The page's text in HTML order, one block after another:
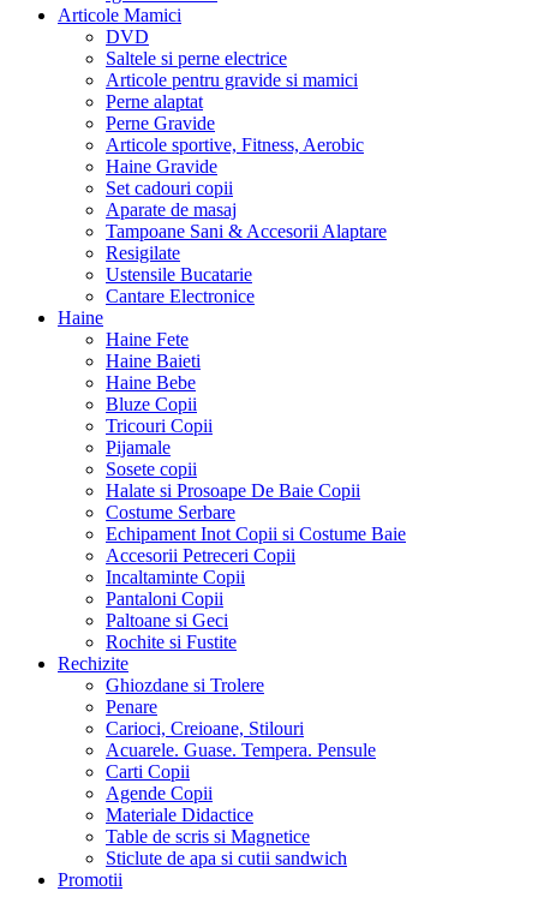
Articole Mamici
DVD
Saltele si perne electrice
Articole pentru gravide si mamici
Perne alaptat
Perne Gravide
Articole sportive, Fitness, Aerobic
Haine Gravide
Set cadouri copii
Aparate de masaj
Tampoane Sani & Accesorii Alaptare
Resigilate
Ustensile Bucatarie
Cantare Electronice
Haine
Haine Fete
Haine Baieti
Haine Bebe
Bluze Copii
Tricouri Copii
Pijamale
Sosete copii
Halate si Prosoape De Baie Copii
Costume Serbare
Echipament Inot Copii si Costume Baie
Accesorii Petreceri Copii
Incaltaminte Copii
Pantaloni Copii
Paltoane si Geci
Rochite si Fustite
Rechizite
Ghiozdane si Trolere
Penare
Carioci, Creioane, Stilouri
Acuarele. Guase. Tempera. Pensule
Carti Copii
Agende Copii
Materiale Didactice
Table de scris si Magnetice
Sticlute de apa si cutii sandwich
Promotii